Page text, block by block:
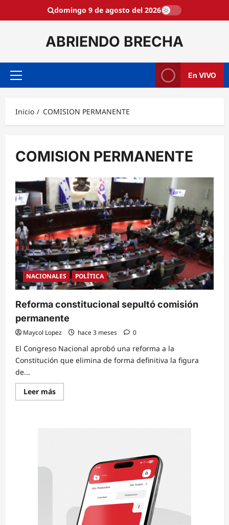
domingo 9 de agosto del 2026
ABRIENDO BRECHA
Menú
En VIVO
Inicio COMISION PERMANENTE
COMISION PERMANENTE
NACIONALES POLÍTICA
Reforma constitucional sepultó comisión
permanente
Maycol Lopez hace 3 meses 0
El Congreso Nacional aprobó una reforma a la
Constitución que elimina de forma definitiva la figura
de...
Leer másRead
more